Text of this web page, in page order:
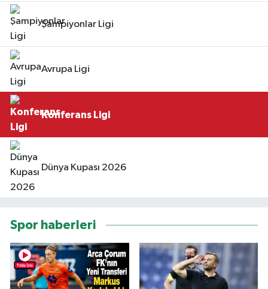
Şampiyonlar Ligi
Avrupa Ligi
Konferans Ligi
Dünya Kupası 2026
Spor haberleri